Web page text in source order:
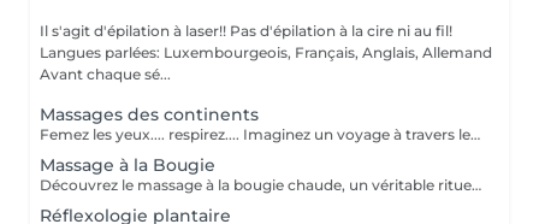
Il s'agit d'épilation à laser!! Pas d'épilation à la cire ni au fil!
Langues parlées: Luxembourgeois, Français, Anglais, Allemand
Avant chaque sé...
Massages des continents
Femez les yeux.... respirez.... Imaginez un voyage à travers le corps et l âme où les tensions se libèrent et l'énergie recommence à circuler. Un rituel qui unit des techniques du monde entier, des huiles pures et des gestes délicats, pour vous ramener au centre de vous même, là où tout est équilibré. Une expérience qui ne se raconte pas... elle se vit. Un voyage qui commence sur la peau et finit au cur.
Massage à la Bougie
Découvrez le massage à la bougie chaude, un véritable rituel de bien-être. Il offre une détente musculaire intense, apaise les douleurs articulaires et stimule la circulation sanguine. Sa cire fondue nourrit et hydrate profondément la peau pour une sensation de douceur absolue.
Réflexologie plantaire